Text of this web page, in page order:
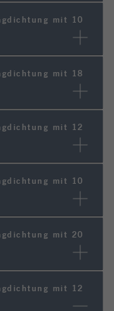
mit 10
mit 18
mit 12
mit 10
mit 20
mit 12